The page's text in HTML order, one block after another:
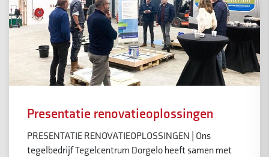
Presentatie renovatieoplossingen
PRESENTATIE RENOVATIEOPLOSSINGEN | Ons
tegelbedrijf Tegelcentrum Dorgelo heeft samen met